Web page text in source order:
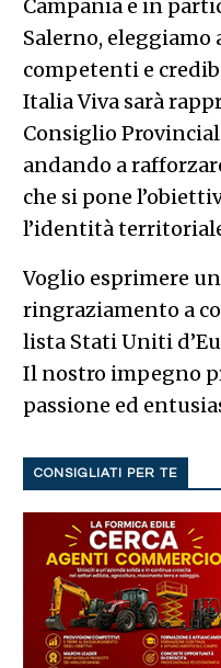
Campania e in
Salerno,
competenti e
Italia Viva sarà
Consiglio
andando a
che si pone
l’identità
Voglio esprimere
ringraziamento a
lista Stati Uniti
Il nostro impegno
passione ed
CONSIGLIATI PER TE